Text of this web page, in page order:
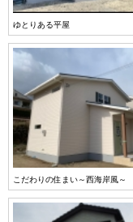
ゆとりある平屋
こだわりの住まい～西海岸風～